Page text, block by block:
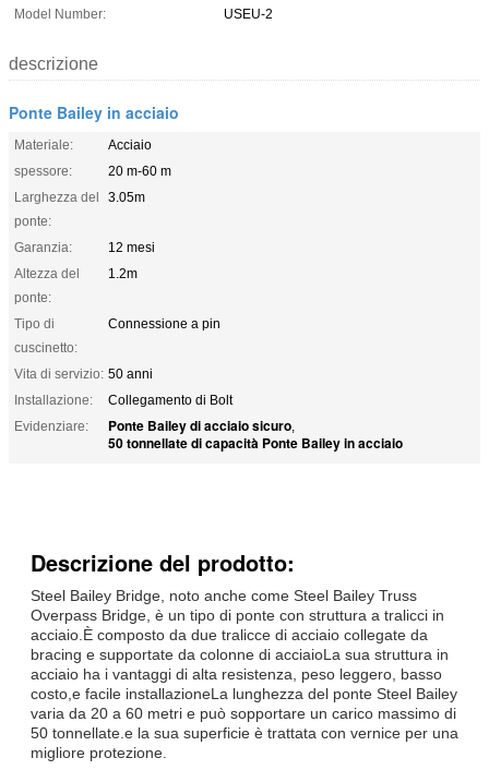
Model Number:
USEU-2
descrizione
Ponte Bailey in acciaio
Materiale:
Acciaio
spessore:
20 m-60 m
Larghezza del
ponte:
3.05m
Garanzia:
12 mesi
Altezza del
ponte:
1.2m
Tipo di
cuscinetto:
Connessione a pin
Vita di servizio: 50 anni
Installazione:
Collegamento di Bolt
Evidenziare:
Ponte Bailey di acciaio sicuro,
50 tonnellate di capacità Ponte Bailey in acciaio
Descrizione del prodotto:
Steel Bailey Bridge, noto anche come Steel Bailey Truss
Overpass Bridge, è un tipo di ponte con struttura a tralicci in
acciaio.È composto da due tralicce di acciaio collegate da
bracing e supportate da colonne di acciaioLa sua struttura in
acciaio ha i vantaggi di alta resistenza, peso leggero, basso
costo,e facile installazioneLa lunghezza del ponte Steel Bailey
varia da 20 a 60 metri e può sopportare un carico massimo di
50 tonnellate.e la sua superficie è trattata con vernice per una
migliore protezione.